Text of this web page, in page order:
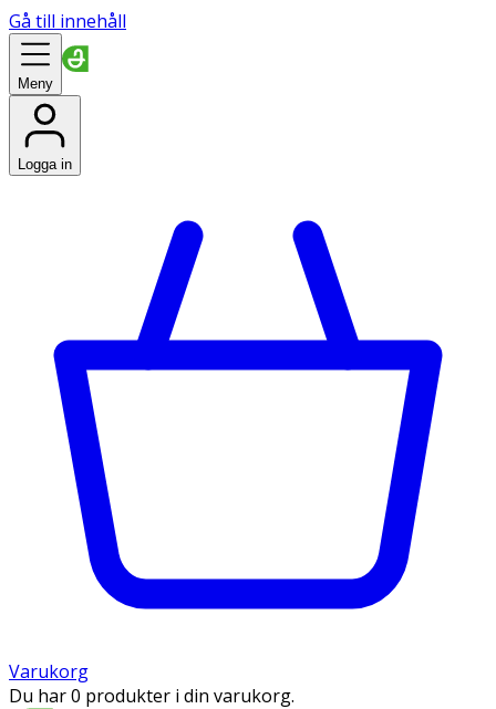
Gå till innehåll
Meny
Logga in
Varukorg
Du har 0 produkter i din varukorg.